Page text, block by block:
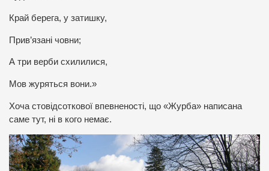
Край берега, у затишку,
Прив’язані човни;
А три верби схилилися,
Мов журяться вони.»
Хоча стовідсоткової впевненості, що «Журба» написана
саме тут, ні в кого немає.